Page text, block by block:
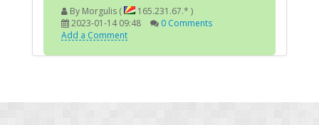
By Morgulis (
165.231.67.* )
2023-01-14 09:48
0 Comments
Add a Comment